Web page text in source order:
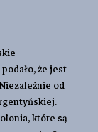
że jest
od
które są